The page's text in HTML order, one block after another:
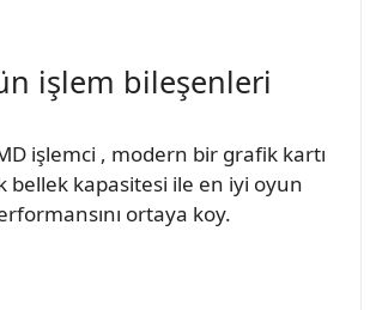
işlem bileşenleri
işlemci , modern bir grafik kartı
bellek kapasitesi ile en iyi oyun
ortaya koy.